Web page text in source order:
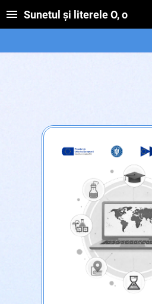
Sunetul și literele O, o